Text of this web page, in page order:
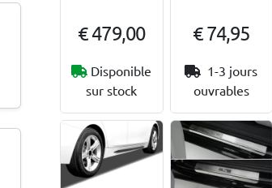
€ 479,00
Disponible
sur stock
€ 74,95
1-3 jours
ouvrables